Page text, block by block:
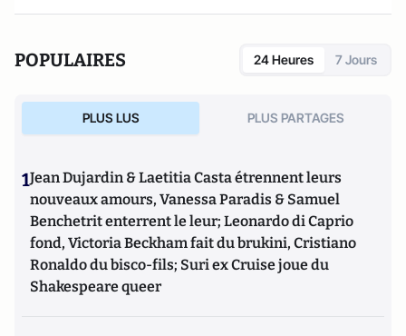
POPULAIRES 24 Heures 7 Jours
PLUS LUS PLUS PARTAGES
1Jean Dujardin & Laetitia Casta étrennent leurs
nouveaux amours, Vanessa Paradis & Samuel
Benchetrit enterrent le leur; Leonardo di Caprio
fond, Victoria Beckham fait du brukini, Cristiano
Ronaldo du bisco-fils; Suri ex Cruise joue du
Shakespeare queer